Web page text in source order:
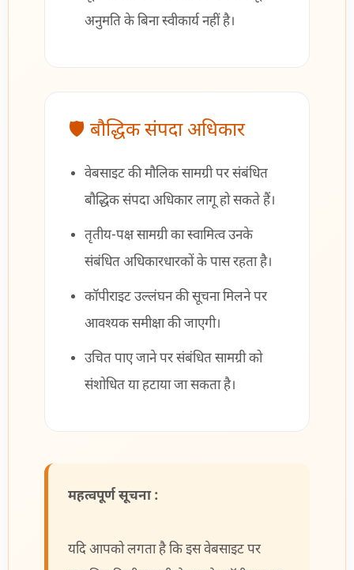
अनुमति के बिना स्वीकार्य नहीं है।
🛡 बौद्धिक संपदा अधिकार
वेबसाइट की मौलिक सामग्री पर संबंधित
बौद्धिक संपदा अधिकार लागू हो सकते हैं।
तृतीय-पक्ष सामग्री का स्वामित्व उनके
संबंधित अधिकारधारकों के पास रहता है।
कॉपीराइट उल्लंघन की सूचना मिलने पर
आवश्यक समीक्षा की जाएगी।
उचित पाए जाने पर संबंधित सामग्री को
संशोधित या हटाया जा सकता है।
महत्वपूर्ण सूचना :
यदि आपको लगता है कि इस वेबसाइट पर